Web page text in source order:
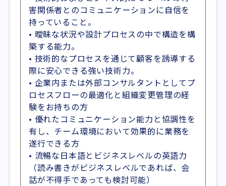
害関係者とのコミュニケーションに自信を
持っていること。
• 曖昧な状況や設計プロセスの中で構造を構
築する能力。
• 技術的なプロセスを通じて顧客を誘導する
際に安心できる強い技術力。
• 企業内または外部コンサルタントとしてプ
ロセスフローの最適化と組織変更管理の経
験をお持ちの方
• 優れたコミュニケーション能力と協調性を
有し、チーム環境において効果的に業務を
遂行できる方
• 流暢な日本語とビジネスレベルの英語力
（読み書きがビジネスレベルであれば、会
話が不得手であっても検討可能）